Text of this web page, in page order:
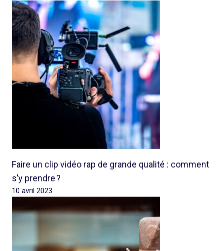
Faire un clip vidéo rap de grande qualité : comment
s’y prendre ?
10 avril 2023